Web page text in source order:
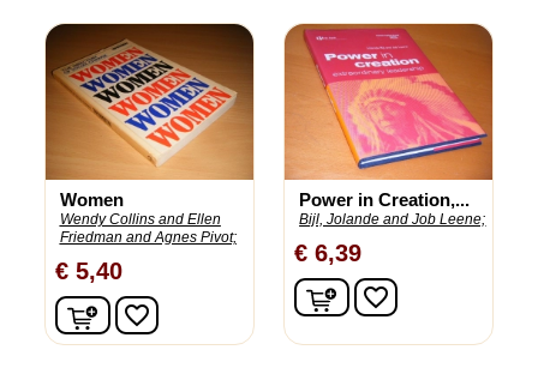
Women
Wendy Collins and Ellen
Friedman and Agnes Pivot;
€ 5,40
In winkelwagen
favorite_border
Power in Creation,...
Bijl, Jolande and Job Leene;
€ 6,39
In winkelwagen
favorite_border